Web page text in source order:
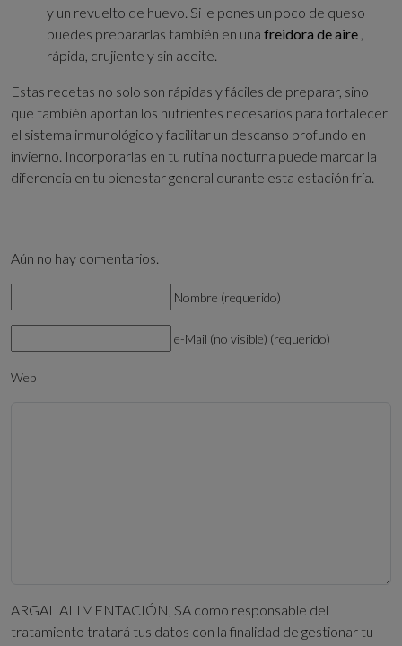
y un revuelto de huevo. Si le pones un poco de queso
puedes prepararlas también en una freidora de aire
rápida, crujiente y sin aceite.
Estas recetas no solo son rápidas y fáciles de preparar, sino
que también aportan los nutrientes necesarios para fortalecer
el sistema inmunológico y facilitar un descanso profundo en
invierno. Incorporarlas en tu rutina nocturna puede marcar la
diferencia en tu bienestar general durante esta estación fría.
Aún no hay comentarios.
Nombre (requerido)
e-Mail (no visible) (requerido)
Web
ARGAL ALIMENTACIÓN, SA como responsable del
tratamiento tratará tus datos con la finalidad de gestionar tu